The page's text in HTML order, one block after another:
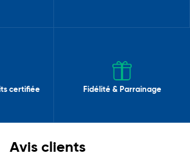
certifiée Fidélité & Parrainage
Avis clients